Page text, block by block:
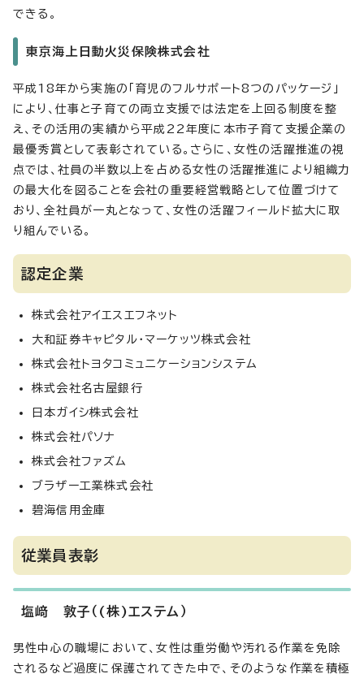
できる。
東京海上日動火災保険株式会社
平成18年から実施の「育児のフルサポート8つのパッケージ」
により、仕事と子育ての両立支援では法定を上回る制度を整
え、その活用の実績から平成22年度に本市子育て支援企業の
最優秀賞として表彰されている。さらに、女性の活躍推進の視
点では、社員の半数以上を占める女性の活躍推進により組織力
の最大化を図ることを会社の重要経営戦略として位置づけて
おり、全社員が一丸となって、女性の活躍フィールド拡大に取
り組んでいる。
認定企業
株式会社アイエスエフネット
大和証券キャピタル・マーケッツ株式会社
株式会社トヨタコミュニケーションシステム
株式会社名古屋銀行
日本ガイシ株式会社
株式会社パソナ
株式会社ファズム
ブラザー工業株式会社
碧海信用金庫
従業員表彰
塩﨑 敦子（(株)エステム）
男性中心の職場において、女性は重労働や汚れる作業を免除
されるなど過度に保護されてきた中で、そのような作業を積極